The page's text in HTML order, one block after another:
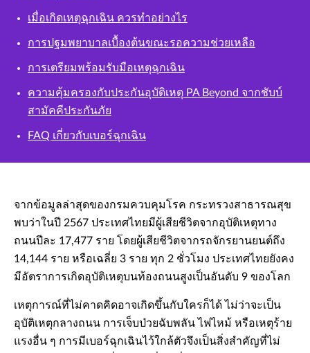
เมื่อเกิดเหตุฉุกเฉิน ควรทำอย่างไร
การปฐมพยาบาลเบื้องต้นขณะรอความช่วยเหลือ
การเตรียมพร้อมรับมือเหตุฉุกเฉิน
ความคุ้มครองกับประกันอุบัติเหตุ PA Beyond จากชับบ์
สามัคคีประกันภัย
FAQ เกี่ยวกับเบอร์ฉุกเฉิน
จากข้อมูลล่าสุดของกรมควบคุมโรค กระทรวงสาธารณสุข
พบว่าในปี 2567 ประเทศไทยมีผู้เสียชีวิตจากอุบัติเหตุทาง
ถนนปีละ 17,477 ราย โดยผู้เสียชีวิตจากรถจักรยานยนต์ถึง
14,144 ราย หรือเฉลี่ย 3 ราย ทุก 2 ชั่วโมง ประเทศไทยยังคง
มีอัตราการเกิดอุบัติเหตุบนท้องถนนสูงเป็นอันดับ 9 ของโลก
เหตุการณ์ที่ไม่คาดคิดอาจเกิดขึ้นกับใครก็ได้ ไม่ว่าจะเป็น
อุบัติเหตุกลางถนน การเจ็บป่วยฉับพลัน ไฟไหม้ หรือเหตุร้าย
แรงอื่น ๆ การมีเบอร์ฉุกเฉินไว้ใกล้ตัวจึงเป็นสิ่งสำคัญที่ไม่